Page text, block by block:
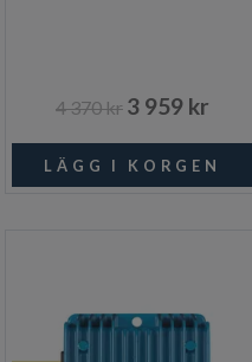
4 370 kr 3 959 kr